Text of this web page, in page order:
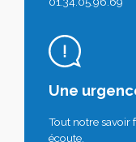
Une
Tout notre savoir
écoute.